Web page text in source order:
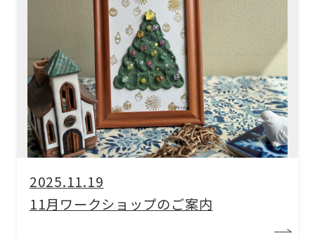
2025.11.19
11月ワークショップのご案内